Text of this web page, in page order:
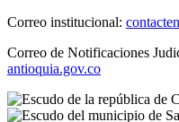
Correo institucional:
Correo de Notificaciones
antioquia.gov.co